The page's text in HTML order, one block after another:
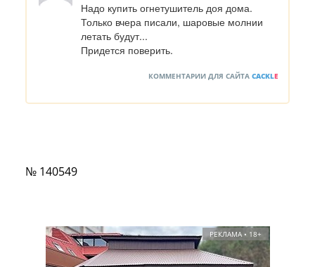
Надо купить огнетушитель доя дома.
Только вчера писали, шаровые молнии
летать будут...
Придется поверить.
КОММЕНТАРИИ ДЛЯ САЙТА CACKLE
№ 140549
РЕКЛАМА • 18+